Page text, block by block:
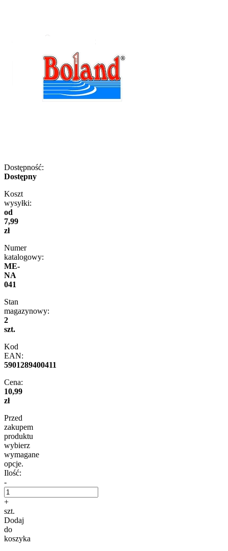
Dostępność:
Dostępny
Koszt
wysyłki:
od
7,99
zł
Numer
katalogowy:
ME-
NA
041
Stan
magazynowy:
2
szt.
Kod
EAN:
5901289400411
Cena:
10,99
zł
Przed
zakupem
produktu
wybierz
wymagane
opcje.
Ilość:
-
+
szt.
Dodaj
do
koszyka